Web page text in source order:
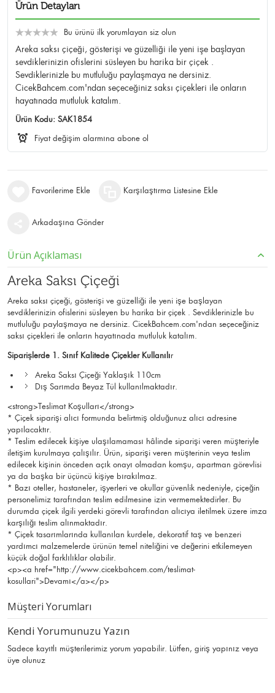
Ürün Detayları
Bu ürünü ilk yorumlayan siz olun
Areka saksı çiçeği, gösterişi ve güzelliği ile yeni işe başlayan
sevdiklerinizin ofislerini süsleyen bu harika bir çiçek .
Sevdiklerinizle bu mutluluğu paylaşmaya ne dersiniz.
CicekBahcem.com'ndan seçeceğiniz saksı çiçekleri ile onların
hayatınada mutluluk katalım.
Ürün Kodu: SAK1854
Fiyat değişim alarmına abone ol
Favorilerime Ekle Karşılaştırma Listesine Ekle
Arkadaşına Gönder
Ürün Açıklaması
Areka Saksı Çiçeği
Areka saksı çiçeği, gösterişi ve güzelliği ile yeni işe başlayan
sevdiklerinizin ofislerini süsleyen bu harika bir çiçek . Sevdiklerinizle bu
mutluluğu paylaşmaya ne dersiniz. CicekBahcem.com'ndan seçeceğiniz
saksı çiçekleri ile onların hayatınada mutluluk katalım.
Siparişlerde 1. Sınıf Kalitede Çiçekler Kullanılır
Areka Saksı Çiçeği Yaklaşık 110cm
Dış Sarımda Beyaz Tül kullanılmaktadır.
<strong>Teslimat Koşulları</strong>
* Çiçek siparişi alıcı formunda belirtmiş olduğunuz alıcı adresine
yapılacaktır.
* Teslim edilecek kişiye ulaşılamaması hâlinde siparişi veren müşteriyle
iletişim kurulmaya çalışılır. Ürün, siparişi veren müşterinin veya teslim
edilecek kişinin önceden açık onayı olmadan komşu, apartman görevlisi
ya da başka bir üçüncü kişiye bırakılmaz.
* Bazı oteller, hastaneler, işyerleri ve okullar güvenlik nedeniyle, çiçeğin
personelimiz tarafından teslim edilmesine izin vermemektedirler. Bu
durumda çiçek ilgili yerdeki görevli tarafından alıcıya iletilmek üzere imza
karşılığı teslim alınmaktadır.
* Çiçek tasarımlarında kullanılan kurdele, dekoratif taş ve benzeri
yardımcı malzemelerde ürünün temel niteliğini ve değerini etkilemeyen
küçük doğal farklılıklar olabilir.
<p><a href="http://www.cicekbahcem.com/teslimat-
kosullari">Devamı</a></p>
Müşteri Yorumları
Kendi Yorumunuzu Yazın
Sadece kayıtlı müşterilerimiz yorum yapabilir. Lütfen, giriş yapınız veya
üye olunuz